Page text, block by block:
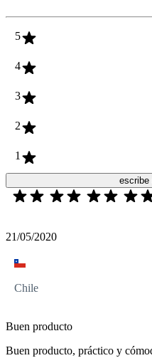
5
4
3
2
1
escribe
21/05/2020
Chile
Buen producto
Buen producto, práctico y